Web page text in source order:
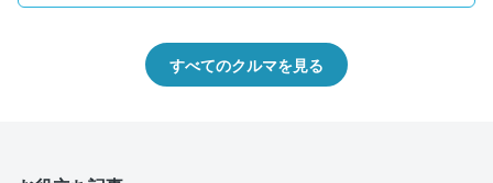
すべてのクルマを見る